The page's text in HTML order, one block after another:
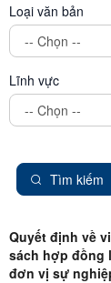
Loại văn bản
Lĩnh vực
Tìm kiếm
Quyết định về
sách hợp đồng
đơn vị sự